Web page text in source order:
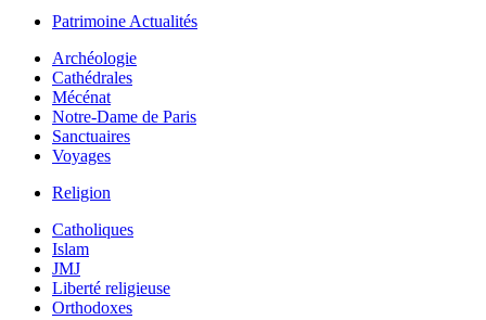
Patrimoine Actualités
Archéologie
Cathédrales
Mécénat
Notre-Dame de Paris
Sanctuaires
Voyages
Religion
Catholiques
Islam
JMJ
Liberté religieuse
Orthodoxes